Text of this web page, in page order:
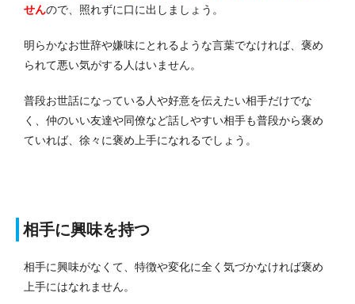
せんので、照れずに口に出しましょう。
明らかなお世辞や嫌味にとれるような言葉でなければ、褒め
られて悪い気がする人はいません。
普段お世話になっている人や好意を伝えたい相手だけでな
く、仲のいい友達や同僚など話しやすい相手も普段から褒め
ていれば、徐々に褒め上手になれるでしょう。
相手に興味を持つ
相手に興味がなくて、特徴や変化に全く気づかなければ褒め
上手にはなれません。